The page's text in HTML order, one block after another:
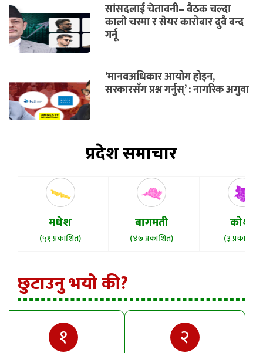
सांसदलाई चेतावनी– बैठक चल्दा
कालो चस्मा र सेयर कारोबार दुवै बन्द
गर्नू
‘मानवअधिकार आयोग होइन,
सरकारसँग प्रश्न गर्नुस्’ : नागरिक अगुवा
प्रदेश समाचार
मधेश
(५१ प्रकाशित)
बागमती
(४७ प्रकाशित)
कोशी
(३ प्रकाशित)
छुटाउनु भयो की?
१
२